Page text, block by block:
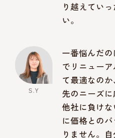
り越えてい
い。
一番悩んだ
でリニュー
て最適なの
先のニーズに
他社に負け
に価格との
りません。